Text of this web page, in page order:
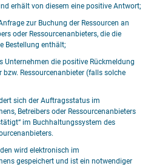
erhält von diesem eine positive Antwort;
zur Buchung der Ressourcen an
oder Ressourcenanbieters, die die
Bestellung enthält;
Unternehmen die positive Rückmeldung
Ressourcenanbieter (falls solche
sich der Auftragsstatus im
Betreibers oder Ressourcenanbieters
im Buchhaltungssystem des
wird elektronisch im
gespeichert und ist ein notwendiger